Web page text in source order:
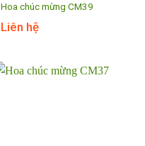
Hoa chúc mừng CM39
Liên hệ